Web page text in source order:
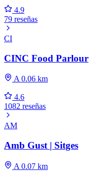
4.9
79 reseñas
CI
CINC Food Parlour
A 0.06 km
4.6
1082 reseñas
AM
Amb Gust | Sitges
A 0.07 km